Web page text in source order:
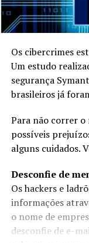
Os cibercrimes
Um estudo
segurança
brasileiros já
Para não correr o
possíveis
alguns cuidados.
Desconfie de
Os hackers e
informações
o nome de
desconfie de e-